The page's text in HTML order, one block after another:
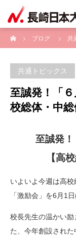
ブログ
共
共通トピックス
至誠発！「
校総体・中
至誠発！
【高
いよいよ今週は高
「激励会」を6月1
校長先生の温かい
た、今年創設され